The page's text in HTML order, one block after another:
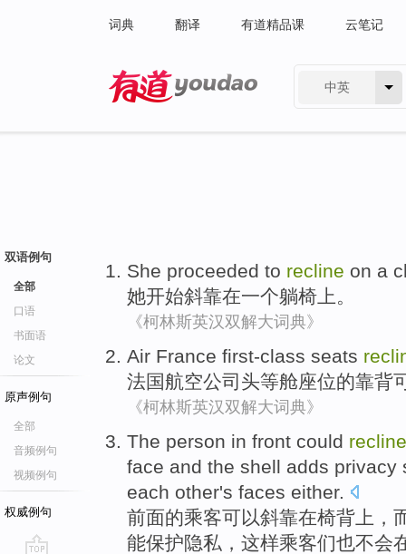
词典 翻译 有道精品课 云笔记
中英
双语例句
全部
口语
书面语
论文
原声例句
全部
音频例句
视频例句
权威例句
She proceeded to recline on a
她开始斜靠在一个躺椅 上。
《柯林斯英汉双解大词典》
Air France first-class seats
法国航空公司头等舱座位的靠背
《柯林斯英汉双解大词典》
The person in front could recline
face and the shell adds privacy
each other's faces either.
前面的乘客可以斜靠在椅背上，
能保护隐私 ， 这样乘客们也不会